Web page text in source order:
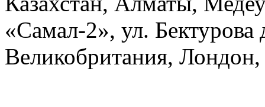
«Самал-2», ул.
Великобритания,